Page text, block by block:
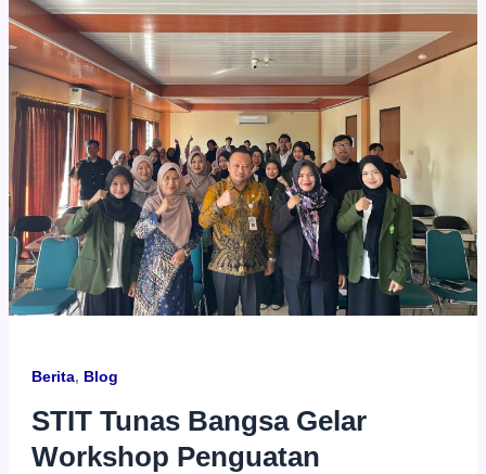
Berita, Blog
STIT Tunas Bangsa Gelar
Workshop Penguatan